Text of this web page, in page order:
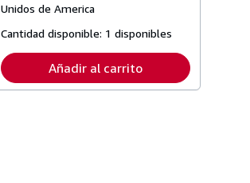
tarifas
envío
Unidos de America
Cantidad disponible: 1 disponibles
Añadir al carrito